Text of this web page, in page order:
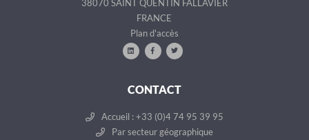
38070 SAINT QUENTIN FALLAVIER
FRANCE
Plan d'accès
CONTACT
Accueil : +33 (0)4 74 95 39 95
Par secteur géographique